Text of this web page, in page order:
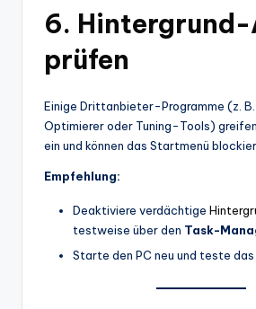
6.
prüfen
Einige Drittanbieter-Programme (z.
Optimierer oder Tuning-Tools)
ein und können das Startmenü
Empfehlung:
Deaktiviere verdächtige
testweise über den Task-
Starte den PC neu und teste